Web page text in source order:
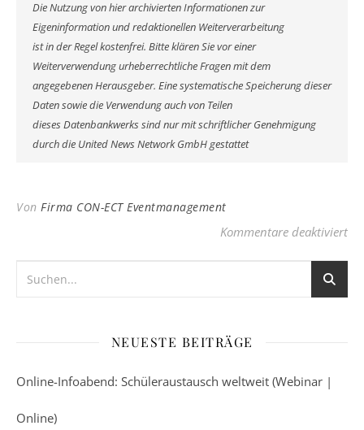
Die Nutzung von hier archivierten Informationen zur
Eigeninformation und redaktionellen Weiterverarbeitung
ist in der Regel kostenfrei. Bitte klären Sie vor einer
Weiterverwendung urheberrechtliche Fragen mit dem
angegebenen Herausgeber. Eine systematische Speicherung dieser
Daten sowie die Verwendung auch von Teilen
dieses Datenbankwerks sind nur mit schriftlicher Genehmigung
durch die United News Network GmbH gestattet
Von Firma CON-ECT Eventmanagement
Kommentare deaktiviertfür
NEUESTE BEITRÄGE
Online-Infoabend: Schüleraustausch weltweit (Webinar |
Online)